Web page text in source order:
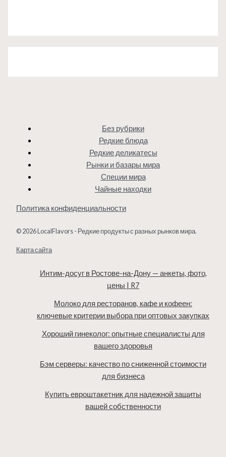
Без рубрики
Редкие блюда
Редкие деликатесы
Рынки и базары мира
Специи мира
Чайные находки
Политика конфиденциальности
© 2026 LocalFlavors - Редкие продукты с разных рынков мира.
Карта сайта
Интим-досуг в Ростове-на-Дону — анкеты, фото,
цены | R7
Молоко для ресторанов, кафе и кофеен:
ключевые критерии выбора при оптовых закупках
Хороший гинеколог: опытные специалисты для
вашего здоровья
Бэм серверы: качество по сниженной стоимости
для бизнеса
Купить евроштакетник для надежной защиты
вашей собственности